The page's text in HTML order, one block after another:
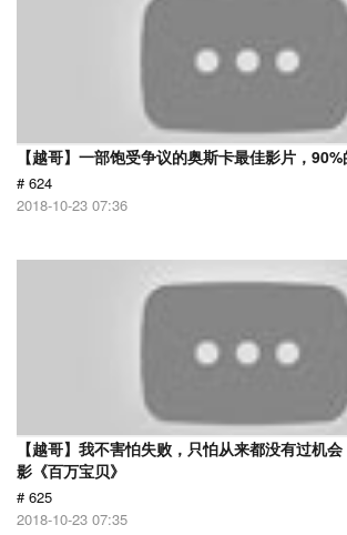
【越哥】一部饱受争议的奥斯卡最佳影片，90%
# 624
2018-10-23 07:36
【越哥】我不害怕失败，只怕从来都没有过机
影《百万宝贝》
# 625
2018-10-23 07:35